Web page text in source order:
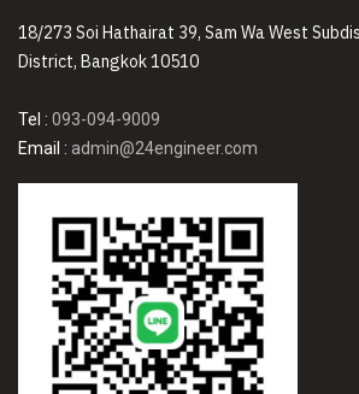
18/273 Soi Hathairat 39, Sam Wa West
District, Bangkok 10510
Tel : 093-094-9009
Email : admin@24engineer.com